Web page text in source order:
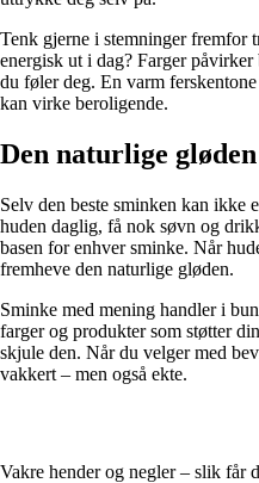
Tenk gjerne i stemninger fremfor
energisk ut i dag? Farger
du føler deg. En varm
kan virke beroligende.
Den naturlige
Selv den beste sminken kan ikke
huden daglig, få nok søvn og
basen for enhver sminke. Når
fremheve den naturlige gløden.
Sminke med mening handler i
farger og produkter som støtter
skjule den. Når du velger med
vakkert – men også ekte.
Vakre hender og negler – slik får